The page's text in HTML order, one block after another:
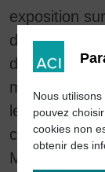
exposition
découvrir les
d’existence.
les invités
Mexique, de
Nous
pouvez
cookies non
obtenir des